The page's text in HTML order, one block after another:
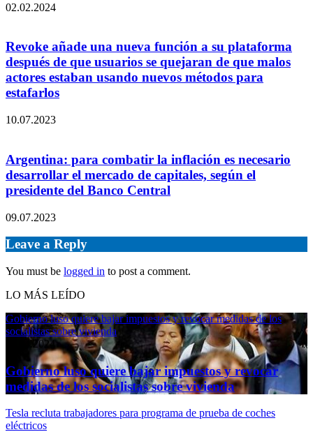
02.02.2024
Revoke añade una nueva función a su plataforma
después de que usuarios se quejaran de que malos
actores estaban usando nuevos métodos para
estafarlos
10.07.2023
Argentina: para combatir la inflación es necesario
desarrollar el mercado de capitales, según el
presidente del Banco Central
09.07.2023
Leave a Reply
You must be logged in to post a comment.
LO MÁS LEÍDO
Gobierno luso quiere bajar impuestos y revocar medidas de los
socialistas sobre vivienda
11.04.2024
Gobierno luso quiere bajar impuestos y revocar
medidas de los socialistas sobre vivienda
Tesla recluta trabajadores para programa de prueba de coches
eléctricos